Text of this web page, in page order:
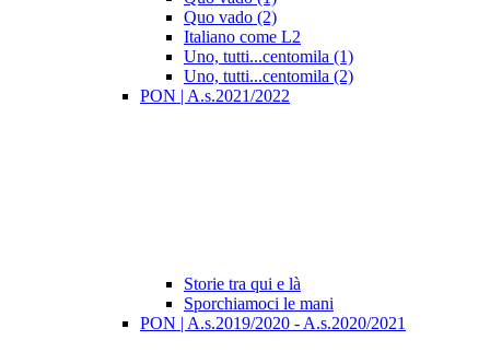
Quo vado (2)
Italiano come L2
Uno, tutti...centomila (1)
Uno, tutti...centomila (2)
PON | A.s.2021/2022
Storie tra qui e là
Sporchiamoci le mani
PON | A.s.2019/2020 - A.s.2020/2021